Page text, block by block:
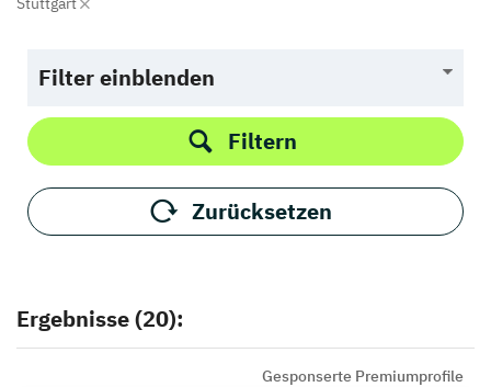
Filter einblenden
Filtern
Zurücksetzen
Ergebnisse (20):
Gesponserte Premiumprofile